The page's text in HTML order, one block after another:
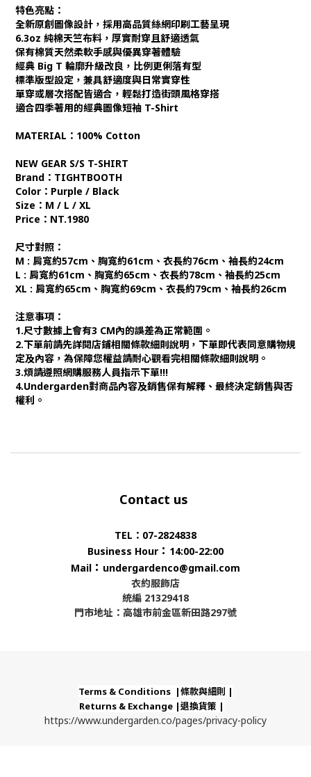
特色亮點：
全新原創圖像設計，採用高品質絲網印刷工藝呈現
6.3oz 純棉天竺布料，厚實耐穿且舒適透氣
保有棉質天然柔軟手感與優異穿著體驗
經典 Big T 輪廓升級改良，比例更俐落有型
標準版型設定，兼具舒適度與日常實穿性
單穿或層次搭配皆適合，輕鬆打造街頭風格穿搭
適合四季著用的經典圖像短袖 T-Shirt
MATERIAL：100% Cotton
NEW GEAR S/S T-SHIRT
Brand：TIGHTBOOTH
Color：Purple / Black
Size：M / L / XL
Price：NT.1980
尺寸對照：
M : 肩寬約57cm、胸寬約61cm、衣長約76cm、袖長約24cm
L : 肩寬約61cm、胸寬約65cm、衣長約78cm、袖長約25cm
XL : 肩寬約65cm、胸寬約69cm、衣長約79cm、袖長約26cm
注意事項：
1.尺寸數據上會有3 CM內的誤差為正常範圍。
2.下單前請先詳閱店鋪相關條款細則說明，下單即代表同意購物規
定及內容，為保障您權益請耐心觀看完相關條款細則說明。
3.煩請遵照網購服務人員指示下單!!!
4.Undergarden對商品內容及銷售保有解釋、最終決定銷售與否
權利。
Contact us
TEL：07-2824838
Business Hour ： 14:00-22:00
Mail ： undergardenco@gmail.com
衣約服飾店
統編 21329418
門市地址：高雄市前金區新田路297號
Terms & Conditions |條款與細則 |
Returns & Exchange |退換貨策 |
https://www.undergarden.co/pages/privacy-policy